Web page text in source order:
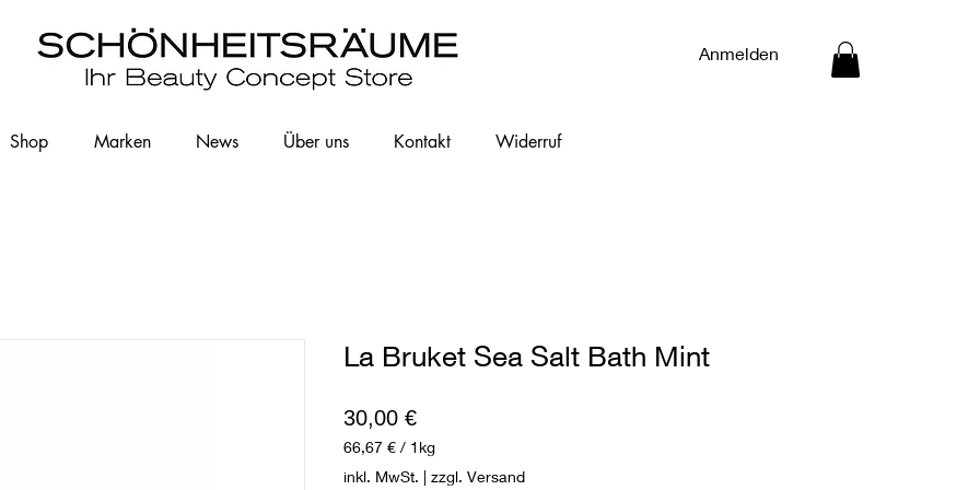
Anmelden
Shop Marken News Über uns Kontakt Widerruf
La Bruket Sea Salt Bath Mint
30,00 €Preis
66,67 € / 1kg
66,67 €
inkl. MwSt. | zzgl. Versand